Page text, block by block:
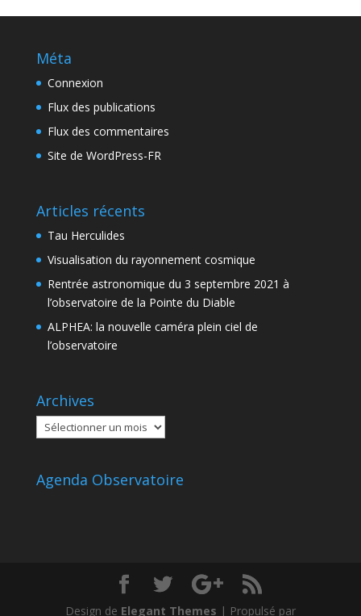
Méta
Connexion
Flux des publications
Flux des commentaires
Site de WordPress-FR
Articles récents
Tau Herculides
Visualisation du rayonnement cosmique
Rentrée astronomique du 3 septembre 2021 à
l’observatoire de la Pointe du Diable
ALPHEA: la nouvelle caméra plein ciel de
l’observatoire
Archives
Archives
Agenda Observatoire
Design de Elegant Themes | Propulsé par